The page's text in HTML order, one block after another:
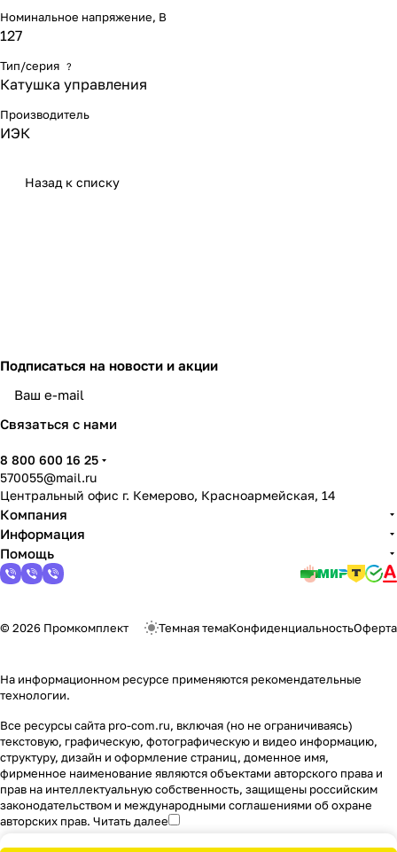
Номинальное напряжение, В
127
Тип/серия ?
Катушка управления
Производитель
ИЭК
Назад к списку
Подписаться на новости и акции
Связаться с нами
8 800 600 16 25
570055@mail.ru
Центральный офис г. Кемерово, Красноармейская, 14
Компания
Информация
Помощь
© 2026 Промкомплект Темная темаКонфиденциальностьОферта
На информационном ресурсе применяются рекомендательные
технологии.
Все ресурсы сайта pro-com.ru, включая (но не ограничиваясь)
текстовую, графическую, фотографическую и видео информацию,
структуру, дизайн и оформление страниц, доменное имя,
фирменное наименование являются объектами авторского права и
прав на интеллектуальную собственность, защищены российским
законодательством и международными соглашениями об охране
авторских прав. Читать далее